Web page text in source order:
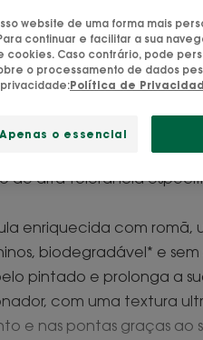
Tubo Tubo
200ml
por 95% de ingredientes
de alta tolerância
enriquecida com
biodegradável* e
pintado e prolonga a
com uma textura
e nas pontas graças ao
website de uma forma mais
continuar e facilitar a sua
Caso contrário, pode
o processamento de dados
Política de
Apenas o essencial